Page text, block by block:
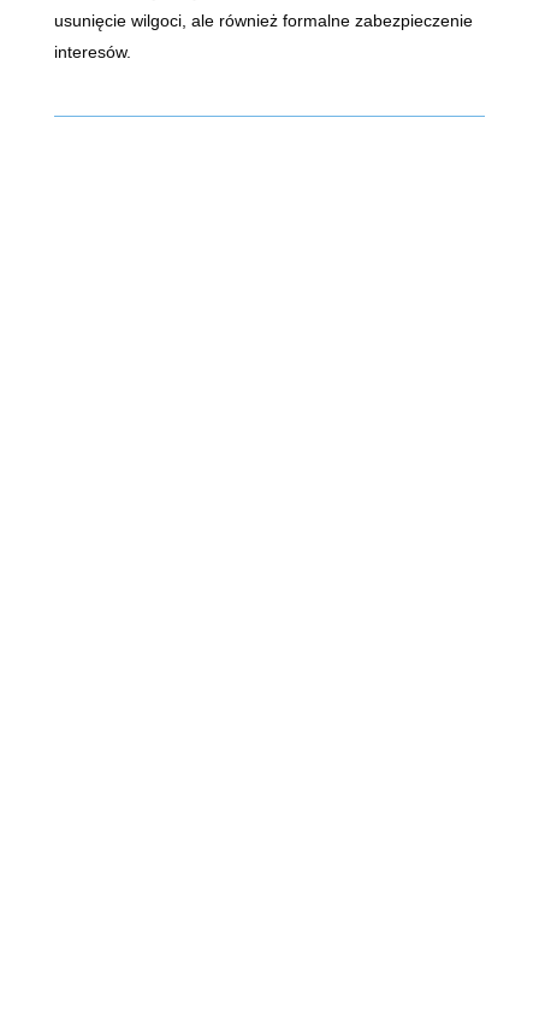
usunięcie wilgoci, ale również formalne zabezpieczenie
interesów.